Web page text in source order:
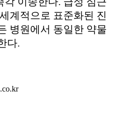
계적으로 표준화된 진
병원에서 동일한 약물
다.